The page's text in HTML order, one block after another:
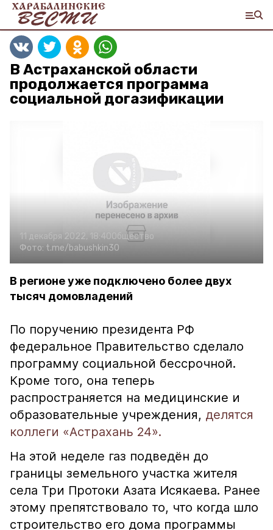
В Астраханской области
продолжается программа
социальной догазификации
11 декабря 2022, 18:40Общество
Фото: t.me/babushkin30
В регионе уже подключено более двух
тысяч домовладений
По поручению президента РФ
федеральное Правительство сделало
программу социальной бессрочной.
Кроме того, она теперь
распространяется на медицинские и
образовательные учреждения, делятся
коллеги «Астрахань 24».
На этой неделе газ подведён до
границы земельного участка жителя
села Три Протоки Азата Исякаева. Ранее
этому препятствовало то, что когда шло
строительство его дома программы